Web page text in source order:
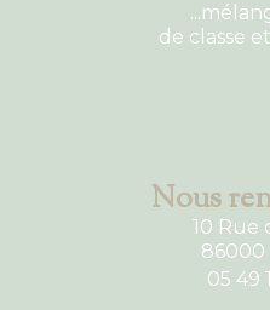
de classe
Nous
10 Rue
86000
05 49